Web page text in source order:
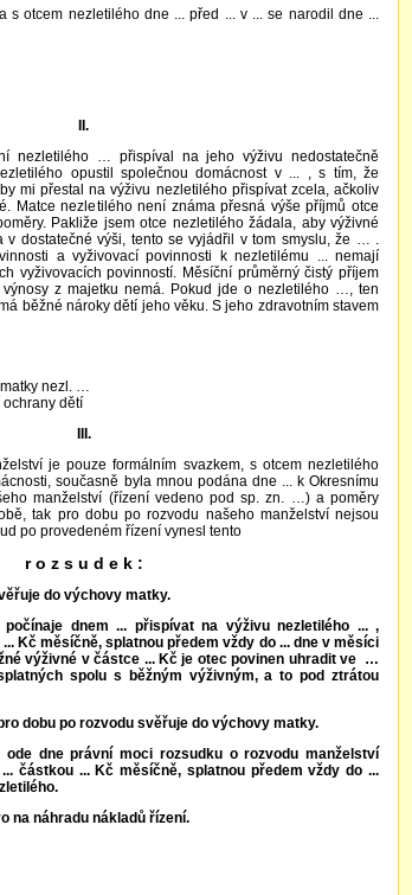
s otcem nezletilého dne ... před ... v ... se narodil dne ...
II.
nezletilého … přispíval na jeho výživu nedostatečně
opustil společnou domácnost v ... , s tím, že
mi přestal na výživu nezletilého přispívat zcela, ačkoliv
Matce nezletilého není známa přesná výše příjmů otce
Pakliže jsem otce nezletilého žádala, aby výživné
v dostatečné výši, tento se vyjádřil v tom smyslu, že … .
a vyživovací povinnosti k nezletilému ... nemají
vyživovacích povinností. Měsíční průměrný čistý příjem
z majetku nemá. Pokud jde o nezletilého …, ten
běžné nároky dětí jeho věku. S jeho zdravotním stavem
nezl. …
dětí
III.
je pouze formálním svazkem, s otcem nezletilého
současně byla mnou podána dne ... k Okresnímu
manželství (řízení vedeno pod sp. zn. …) a poměry
tak pro dobu po rozvodu našeho manželství nejsou
po provedeném řízení vynesl tento
r o z s u d e k :
do výchovy matky.
počínaje dnem ... přispívat na výživu nezletilého ... ,
Kč měsíčně, splatnou předem vždy do ... dne v měsíci
výživné v částce ... Kč je otec povinen uhradit ve …
spolu s běžným výživným, a to pod ztrátou
pro dobu po rozvodu svěřuje do výchovy matky.
ode dne právní moci rozsudku o rozvodu manželství
částkou ... Kč měsíčně, splatnou předem vždy do ...
na náhradu nákladů řízení.